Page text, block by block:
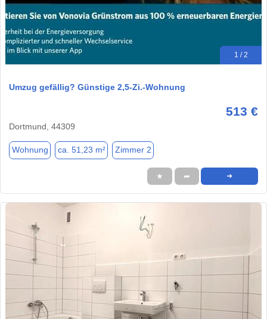
1 / 2
Umzug gefällig? Günstige 2,5-Zi.-Wohnung
513 €
Dortmund, 44309
Wohnung ca. 51,23 m² Zimmer 2
★ ➦ ➜